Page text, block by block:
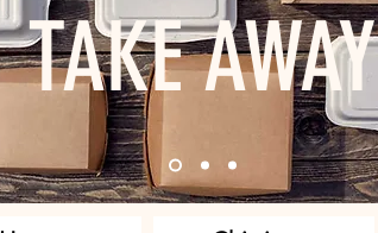
TAKE AWAY